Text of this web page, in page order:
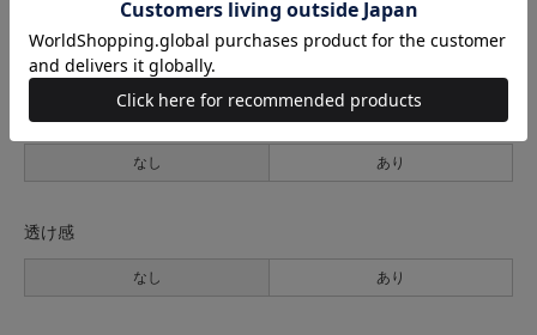
薄手 普通 厚手
裏地
なし あり
透け感
なし あり